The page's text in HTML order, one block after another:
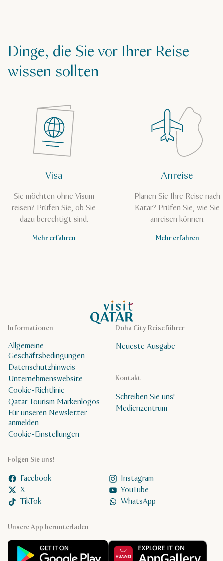
Dinge, die Sie vor Ihrer Reise
wissen sollten
Visa
Sie möchten ohne Visum
reisen? Prüfen Sie, ob Sie
dazu berechtigt sind.
Mehr erfahren
Anreise
Planen Sie Ihre Reise nach
Katar? Prüfen Sie, wie Sie
anreisen können.
Mehr erfahren
VisitQatar Homepage
Unsere App herunterladen
Doha City Reiseführer
Neueste Ausgabe
Folgen Sie uns!
Facebook
Instagram
X
YouTube
TikTok
WhatsApp
Kontakt
Schreiben Sie uns!
Medienzentrum
Informationen
Allgemeine
Geschäftsbedingungen
Datenschutzhinweis
Unternehmenswebsite
Cookie-Richtlinie
Qatar Tourism Markenlogos
Für unseren Newsletter
anmelden
Cookie-Einstellungen